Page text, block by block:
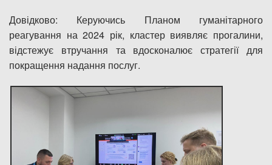
Довідково: Керуючись Планом гуманітарного
реагування на 2024 рік, кластер виявляє прогалини,
відстежує втручання та вдосконалює стратегії для
покращення надання послуг.